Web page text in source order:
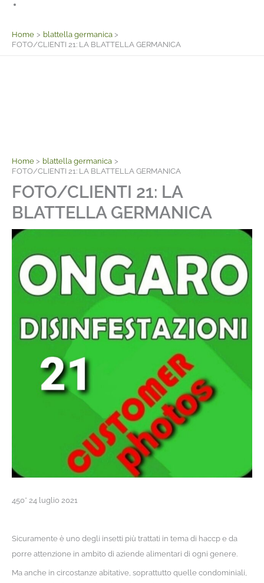
Home
blattella germanica
FOTO/CLIENTI 21: LA BLATTELLA GERMANICA
Home
blattella germanica
FOTO/CLIENTI 21: LA BLATTELLA GERMANICA
FOTO/CLIENTI 21: LA
BLATTELLA GERMANICA
450* 24 luglio 2021
Sicuramente è uno degli insetti più trattati in tema di haccp e da
porre attenzione in ambito di aziende alimentari di ogni genere.
Ma anche in circostanze abitative, soprattutto quelle condominiali,